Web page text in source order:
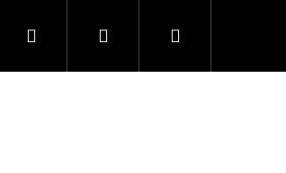
Kontakty Brands
Search Login Shopping